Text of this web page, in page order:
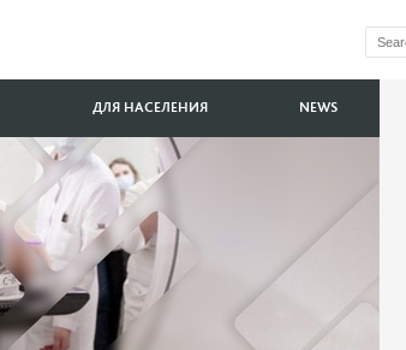
ДЛЯ НАСЕЛЕНИЯ NEWS